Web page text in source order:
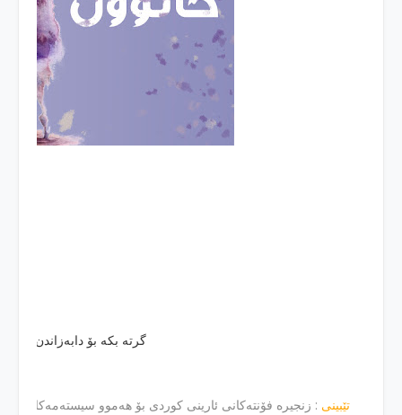
گرته‌ بكه‌ بۆ دابه‌زاندن
تێبینی : زنجیره‌ فۆنته‌كانی ئارینی كوردی بۆ هه‌موو سیسته‌مه‌كان